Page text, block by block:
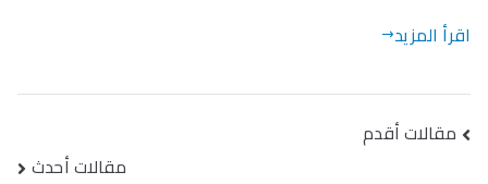
اقرأ المزيد
تصفّح
مقالات أقدم
مقالات أحدث